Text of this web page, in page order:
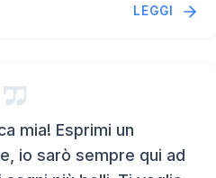
LEGGI
mia! Esprimi un
io sarò sempre qui ad